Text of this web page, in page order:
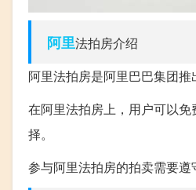
阿里法拍房介绍
阿里法拍房是阿里巴巴集团推
在阿里法拍房上，用户可以
择。
参与阿里法拍房的拍卖需要遵